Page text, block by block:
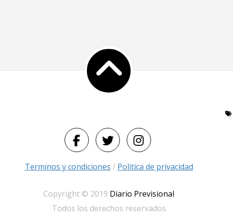
Terminos y condiciones / Politica de privacidad
Copyright © 2019 Diario Previsional
Todos los derechos reservados